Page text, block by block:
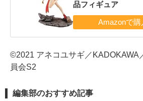
品フィギュア
©2021 アネコユサギ／KADOKAWA
員会S2
編集部のおすすめ記事